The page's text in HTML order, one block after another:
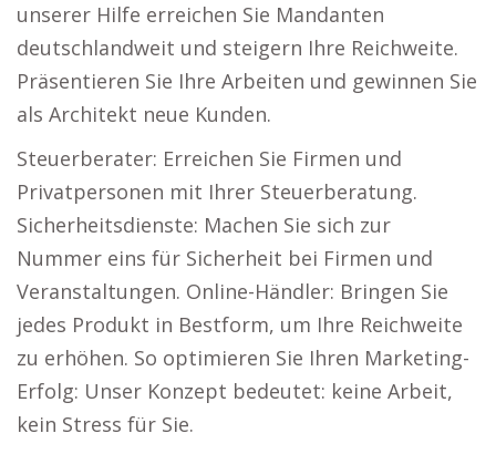
unserer Hilfe erreichen Sie Mandanten
deutschlandweit und steigern Ihre Reichweite.
Präsentieren Sie Ihre Arbeiten und gewinnen Sie
als Architekt neue Kunden.
Steuerberater: Erreichen Sie Firmen und
Privatpersonen mit Ihrer Steuerberatung.
Sicherheitsdienste: Machen Sie sich zur
Nummer eins für Sicherheit bei Firmen und
Veranstaltungen. Online-Händler: Bringen Sie
jedes Produkt in Bestform, um Ihre Reichweite
zu erhöhen. So optimieren Sie Ihren Marketing-
Erfolg: Unser Konzept bedeutet: keine Arbeit,
kein Stress für Sie.